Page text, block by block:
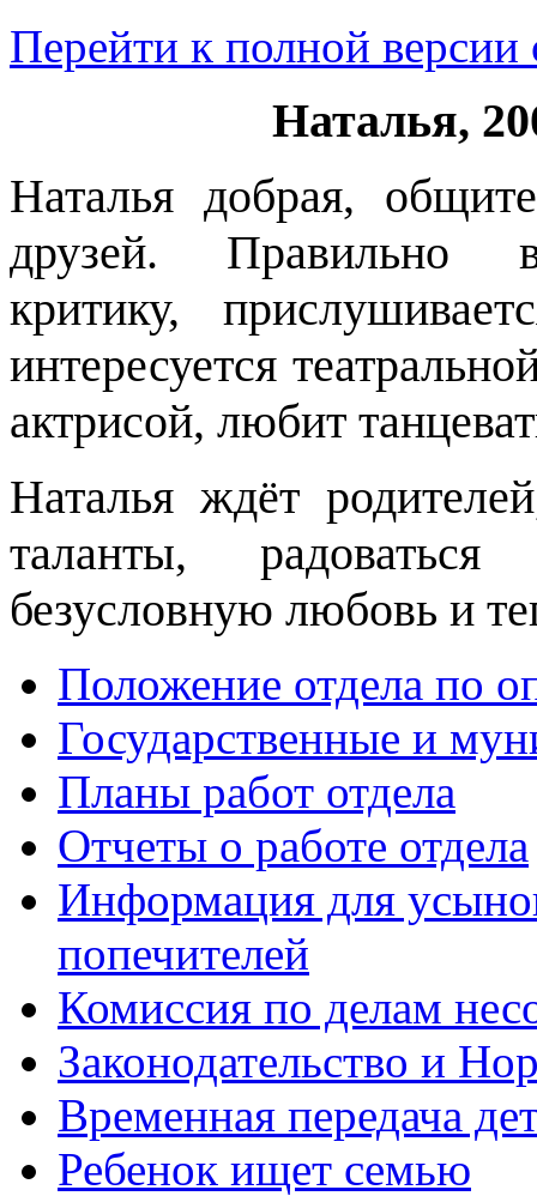
Перейти к полной версии
Наталья,
Наталья добрая,
друзей. Правильно
критику,
интересуется
актрисой, любит
Наталья ждёт
таланты,
безусловную любовь и
Положение отдела по
Государственные и
Планы работ отдела
Отчеты о работе отдела
Информация для
попечителей
Комиссия по делам
Законодательство и
Временная передача
Ребенок ищет семью